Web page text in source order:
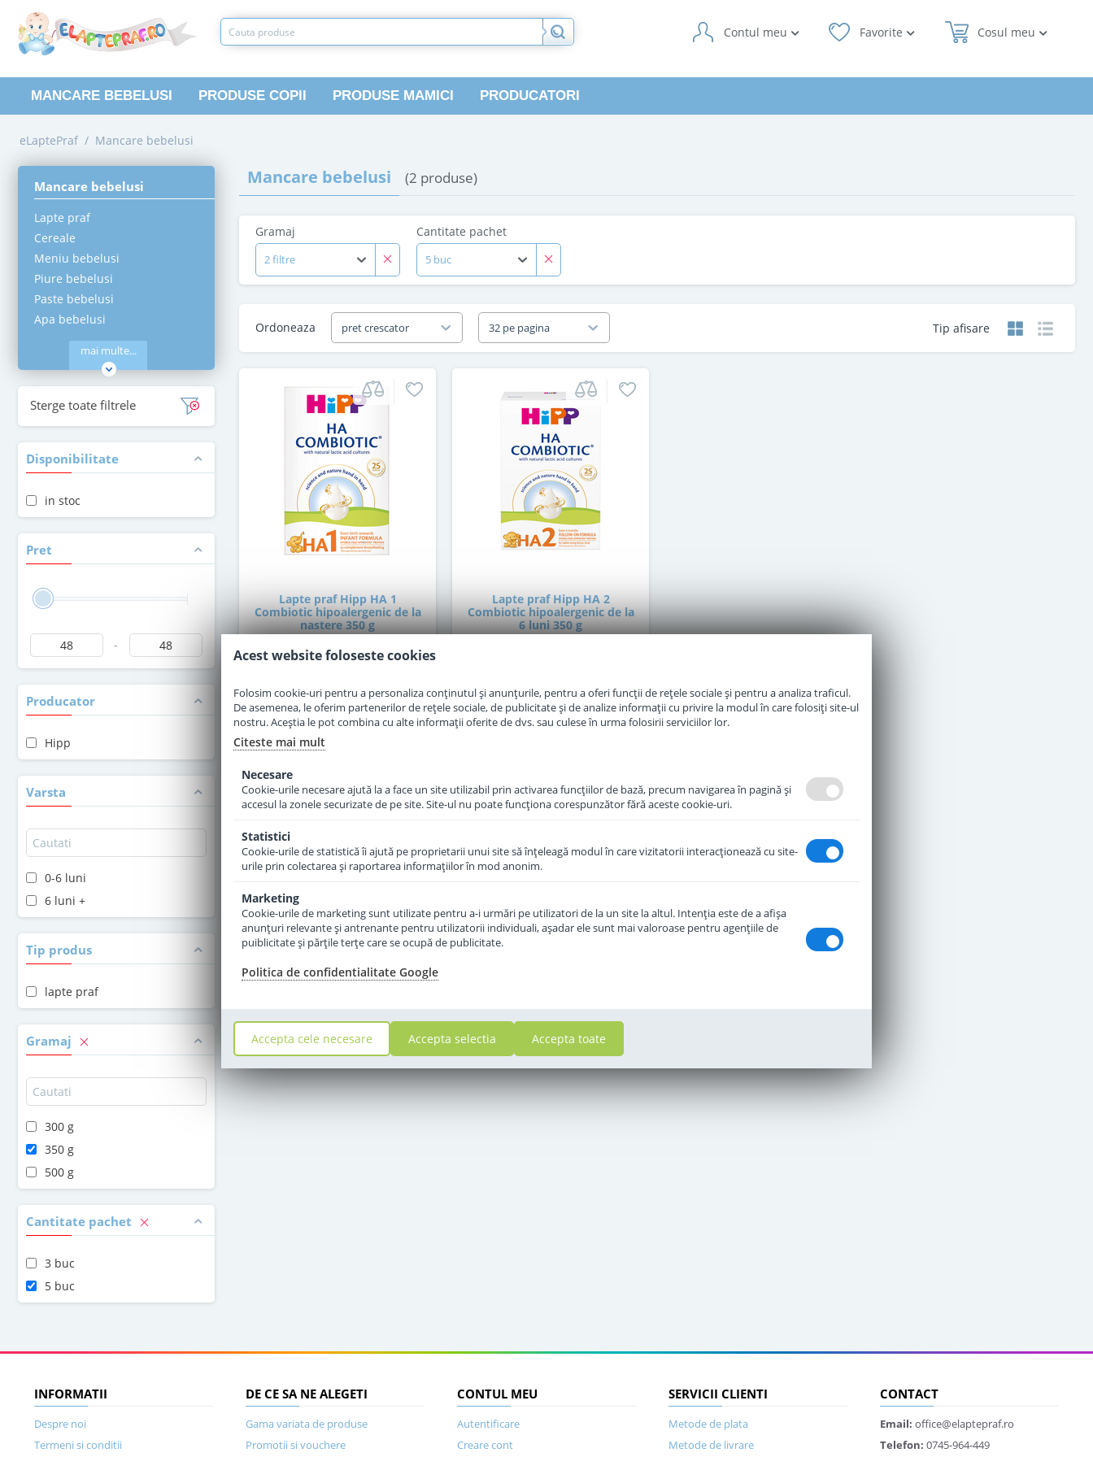
Cosul meu
Favorite
Contul meu
MANCARE BEBELUSI PRODUSE COPII PRODUSE MAMICI PRODUCATORI
eLaptePraf / Mancare bebelusi
Mancare bebelusi
Lapte praf
Cereale
Meniu bebelusi
Piure bebelusi
Paste bebelusi
Apa bebelusi
mai multe...
Sterge toate filtrele
Disponibilitate
in stoc
Pret
-
Producator
Hipp
Varsta
0-6 luni
6 luni +
Tip produs
lapte praf
Gramaj
300 g
350 g
500 g
Cantitate pachet
3 buc
5 buc
Mancare bebelusi (2 produse)
Gramaj
2 filtre
Cantitate pachet
5 buc
Tip afisare
Ordoneaza pret crescator 32 pe pagina
Lapte praf Hipp HA 1
Combiotic hipoalergenic de la
nastere 350 g
in stoc
47,50 Lei
Lapte praf Hipp HA 2
Combiotic hipoalergenic de la
6 luni 350 g
47,50 Lei
INFORMATII
Despre noi
Termeni si conditii
DE CE SA NE ALEGETI
Gama variata de produse
Promotii si vouchere
CONTUL MEU
Autentificare
Creare cont
SERVICII CLIENTI
Metode de plata
Metode de livrare
CONTACT
Email: office@elaptepraf.ro
Telefon: 0745-964-449
Acest website foloseste cookies
Folosim cookie-uri pentru a personaliza conținutul și anunțurile, pentru a oferi funcții de rețele sociale și pentru a analiza traficul.
De asemenea, le oferim partenerilor de rețele sociale, de publicitate și de analize informații cu privire la modul în care folosiți site-ul
nostru. Aceștia le pot combina cu alte informații oferite de dvs. sau culese în urma folosirii serviciilor lor.
Citeste mai mult
Necesare
Cookie-urile necesare ajută la a face un site utilizabil prin activarea funcţiilor de bază, precum navigarea în pagină şi
accesul la zonele securizate de pe site. Site-ul nu poate funcţiona corespunzător fără aceste cookie-uri.
Statistici
Cookie-urile de statistică îi ajută pe proprietarii unui site să înţeleagă modul în care vizitatorii interacţionează cu site-
urile prin colectarea şi raportarea informaţiilor în mod anonim.
Marketing
Cookie-urile de marketing sunt utilizate pentru a-i urmări pe utilizatori de la un site la altul. Intenţia este de a afişa
anunţuri relevante şi antrenante pentru utilizatorii individuali, aşadar ele sunt mai valoroase pentru agenţiile de
puiblicitate şi părţile terţe care se ocupă de publicitate.
Politica de confidentialitate Google
Accepta cele necesare Accepta selectia Accepta toate